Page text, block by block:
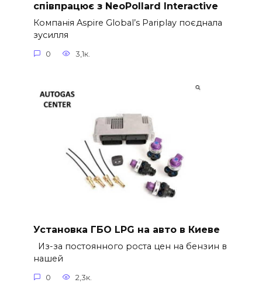
співпрацює з NeoPollard Interactive
Компанія Aspire Global’s Pariplay поєднала
зусилля
0 3,1к.
Установка ГБО LPG на авто в Киеве
Из-за постоянного роста цен на бензин в
нашей
0 2,3к.